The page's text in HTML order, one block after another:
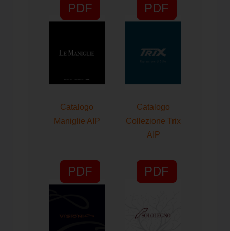
PDF
Catalogo
Maniglie AIP
PDF
Catalogo
Collezione Trix
AIP
PDF PDF